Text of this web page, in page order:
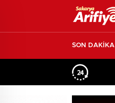
SON DAKİKA